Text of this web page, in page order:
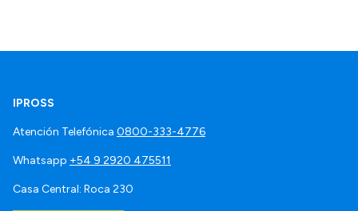
IPROSS
Atención Telefónica 0800-333-4776
Whatsapp +54 9 2920 475511
Casa Central: Roca 230